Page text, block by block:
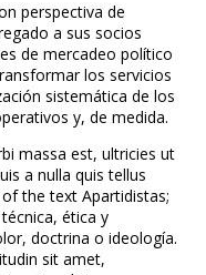
perspectiva de
a sus socios
de mercadeo político
los servicios
sistemática de los
y, de medida.
massa est, ultricies ut
a nulla quis tellus
of the text Apartidistas;
ética y
doctrina o ideología.
sit amet,